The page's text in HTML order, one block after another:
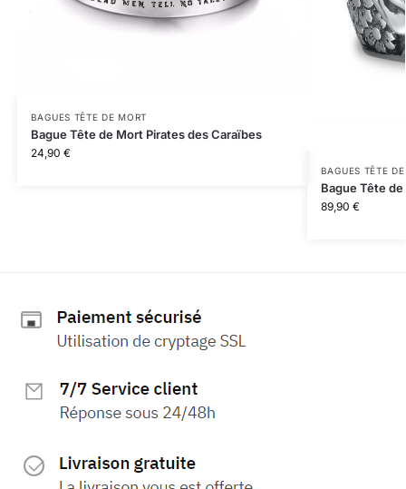
BAGUES TÊTE DE MORT
Bague Tête de Mort Pirates des Caraïbes
24,90 €
BAGUES TÊTE
Bague Tête
89,90 €